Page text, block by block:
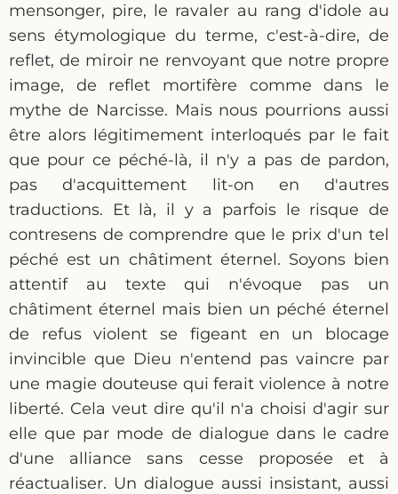
mensonger, pire, le ravaler au rang d'idole au
sens étymologique du terme, c'est-à-dire, de
reflet, de miroir ne renvoyant que notre propre
image, de reflet mortifère comme dans le
mythe de Narcisse. Mais nous pourrions aussi
être alors légitimement interloqués par le fait
que pour ce péché-là, il n'y a pas de pardon,
pas d'acquittement lit-on en d'autres
traductions. Et là, il y a parfois le risque de
contresens de comprendre que le prix d'un tel
péché est un châtiment éternel. Soyons bien
attentif au texte qui n'évoque pas un
châtiment éternel mais bien un péché éternel
de refus violent se figeant en un blocage
invincible que Dieu n'entend pas vaincre par
une magie douteuse qui ferait violence à notre
liberté. Cela veut dire qu'il n'a choisi d'agir sur
elle que par mode de dialogue dans le cadre
d'une alliance sans cesse proposée et à
réactualiser. Un dialogue aussi insistant, aussi